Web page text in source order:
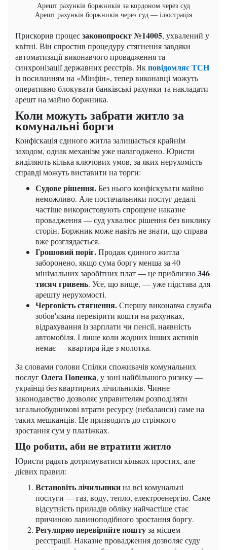
Арешт рахунків боржників за кордоном через суд
Арешт рахунків боржників через суд — ілюстрація
Прискорив процесзаконопроєкт №14005, ухвалений у
квітні. Він спростив процедуру стягнення завдяки
автоматизації виконавчого провадження та
синхронізації державних реєстрів. Якповідомляє ТСН
із посиланням на «Мінфін», тепер виконавці можуть
оперативно блокувати банківські рахунки та накладати
арешт на майно боржника.
Коли можуть забрати житло за
комунальні борги
Конфіскація єдиного житла залишається крайнім
заходом, однак механізм уже налагоджено. Юристи
виділяють кілька ключових умов, за яких нерухомість
справді можуть виставити на торги:
Судове рішення.Без нього конфіскувати майно
неможливо. Але постачальники послуг дедалі
частіше використовують спрощене наказне
провадження — суд ухвалює рішення без виклику
сторін. Боржник може навіть не знати, що справа
вже розглядається.
Грошовий поріг.Продаж єдиного житла
заборонено, якщо сума боргу менша за 40
мінімальних заробітних плат — це приблизно346
тисяч гривень. Усе, що вище, — уже підстава для
арешту нерухомості.
Черговість стягнення.Спершу виконавча служба
зобов'язана перевірити кошти на рахунках,
відрахування із зарплати чи пенсії, наявність
автомобіля. І лише коли жодних інших активів
немає — квартира йде з молотка.
За словами голови Спілки споживачів комунальних
послугОлега Попенка, у зоні найбільшого ризику —
українці без квартирних лічильників. Чинне
законодавство дозволяє управителям розподіляти
загальнобудинкові втрати ресурсу (небаланси) саме на
таких мешканців. Це призводить до стрімкого
зростання сум у платіжках.
Що робити, аби не втратити житло
Юристи радять дотримуватися кількох простих, але
дієвих правил:
Встановіть лічильникина всі комунальні
послуги — газ, воду, тепло, електроенергію. Саме
відсутність приладів обліку найчастіше стає
причиною лавиноподібного зростання боргу.
Регулярно перевіряйте поштуза місцем
реєстрації. Наказне провадження дозволяє суду